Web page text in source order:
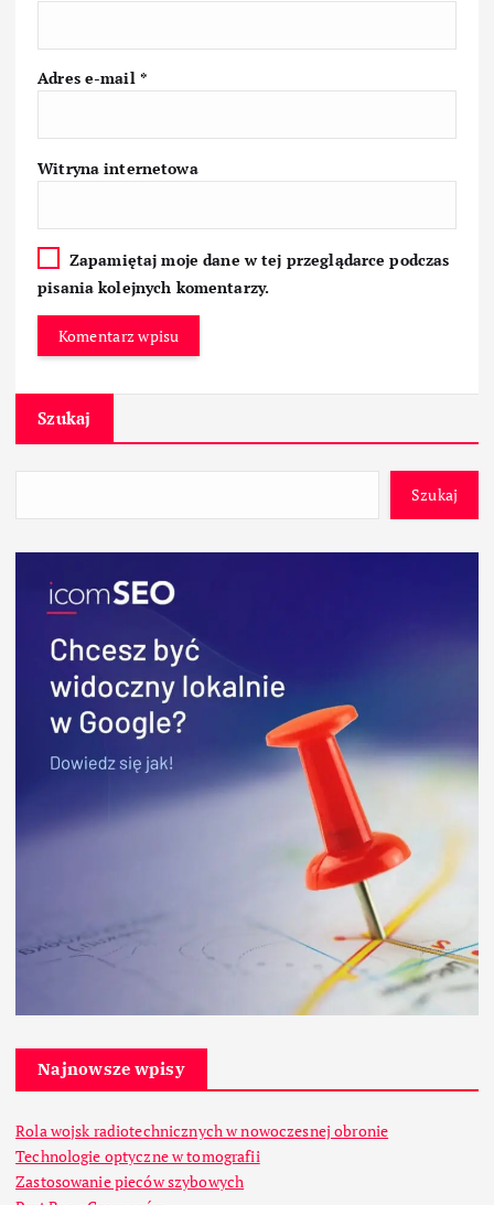
Adres e-mail *
Witryna internetowa
Zapamiętaj moje dane w tej przeglądarce podczas
pisania kolejnych komentarzy.
Szukaj
Szukaj
Najnowsze wpisy
Rola wojsk radiotechnicznych w nowoczesnej obronie
Technologie optyczne w tomografii
Zastosowanie pieców szybowych